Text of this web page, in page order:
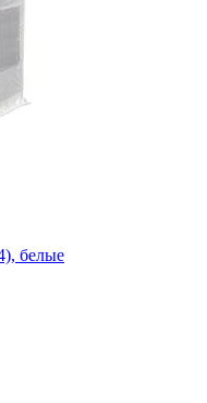
белые